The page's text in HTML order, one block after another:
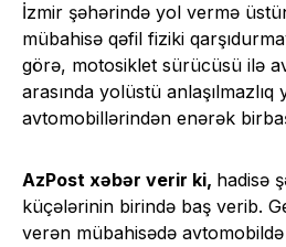
İzmir şəhərində yol vermə
mübahisə qəfil fiziki
görə, motosiklet sürücüsü ilə
arasında yolüstü
avtomobillərindən enərək
AzPost xəbər verir ki, hadisə
küçələrinin birində baş verib.
verən mübahisədə